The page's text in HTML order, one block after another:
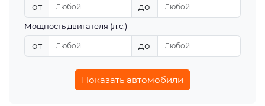
от до
Мощность двигателя (л.с.)
от до
Показать автомобили